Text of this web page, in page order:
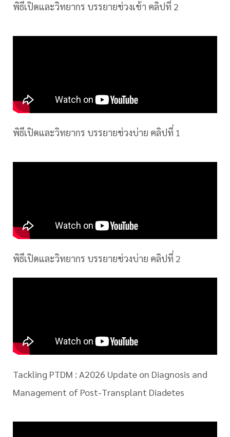
พิธีเปิดและวิทยากร บรรยายช่วงเช้า คลิปที่ 2
พิธีเปิดและวิทยากร บรรยายช่วงบ่าย คลิปที่ 1
พิธีเปิดและวิทยากร บรรยายช่วงบ่าย คลิปที่ 2
Tackling PTDM : A2026 Update on Diagnosis and
Management of Post-Transplant Diadetes